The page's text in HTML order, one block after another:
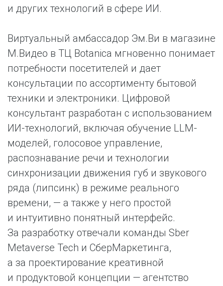
и других технологий в сфере ИИ.
Виртуальный амбассадор Эм.Ви в магазине
М.Видео в ТЦ Botanica мгновенно понимает
потребности посетителей и дает
консультации по ассортименту бытовой
техники и электроники. Цифровой
консультант разработан с использованием
ИИ-технологий, включая обучение LLM-
моделей, голосовое управление,
распознавание речи и технологии
синхронизации движения губ и звукового
ряда (липсинк) в режиме реального
времени, — а также у него простой
и интуитивно понятный интерфейс.
За разработку отвечали команды Sber
Metaverse Tech и СберМаркетинга,
а за проектирование креативной
и продуктовой концепции — агентство